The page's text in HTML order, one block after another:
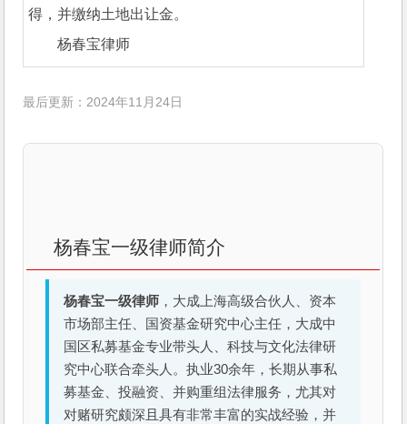
得，并缴纳土地出让金。
杨春宝律师
最后更新：2024年11月24日
杨春宝一级律师简介
杨春宝一级律师 ，大成上海高级合伙人、资本
市场部主任、国资基金研究中心主任，大成中
国区私募基金专业带头人、科技与文化法律研
究中心联合牵头人。执业30余年，长期从事私
募基金、投融资、并购重组法律服务，尤其对
对赌研究颇深且具有非常丰富的实战经验，并